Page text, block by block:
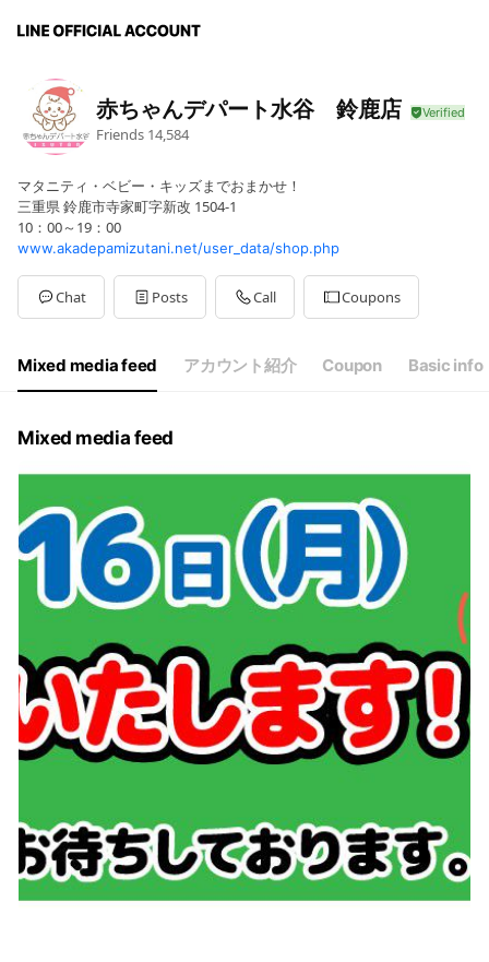
赤ちゃんデパート水谷 鈴鹿店
Friends 14,584
マタニティ・ベビー・キッズまでおまかせ！
三重県 鈴鹿市寺家町字新改 1504-1
10：00～19：00
www.akadepamizutani.net/user_data/shop.php
Chat Posts Call Coupons
Mixed media feed アカウント紹介 Coupon Basic info
Mixed media feed